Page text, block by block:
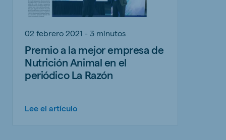
02 febrero 2021 - 3 minutos
Premio a la mejor empresa de
Nutrición Animal en el
periódico La Razón
Lee el artículo